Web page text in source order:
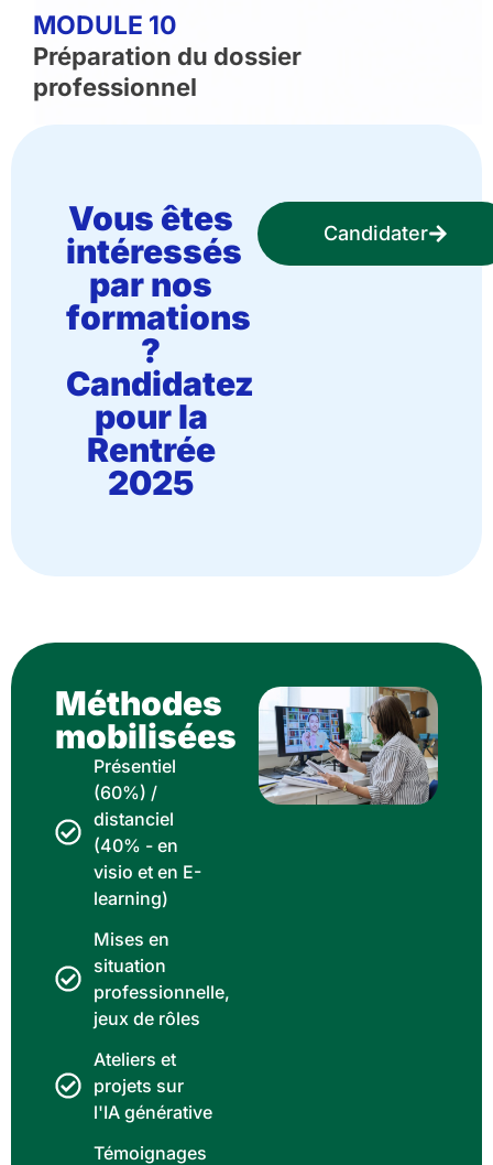
MODULE 10
Préparation du dossier
professionnel​​
Vous êtes
intéressés
par nos
formations
?
Candidatez
pour la
Rentrée
2025
Candidater
Méthodes
mobilisées
Présentiel
(60%) /
distanciel
(40% - en
visio et en E-
learning)
Mises en
situation
professionnelle,
jeux de rôles
Ateliers et
projets sur
l'IA générative
Témoignages